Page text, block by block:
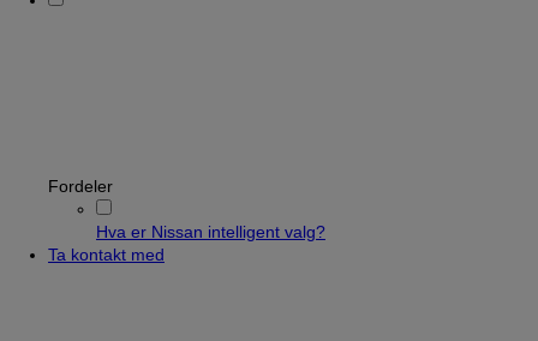
Fordeler
Hva er Nissan intelligent valg?
Ta kontakt med